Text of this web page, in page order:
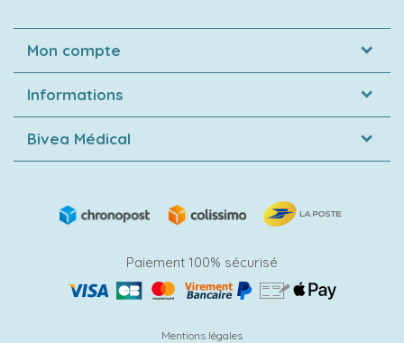
Mon compte
Informations
Bivea Médical
Paiement 100% sécurisé
Mentions légales